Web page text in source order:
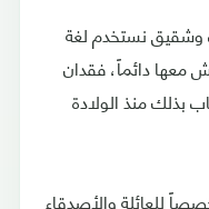
وشقيق نستخدم لغة
معها دائماً، فقدان
بذلك منذ الولادة
للعائلة والأصدقاء